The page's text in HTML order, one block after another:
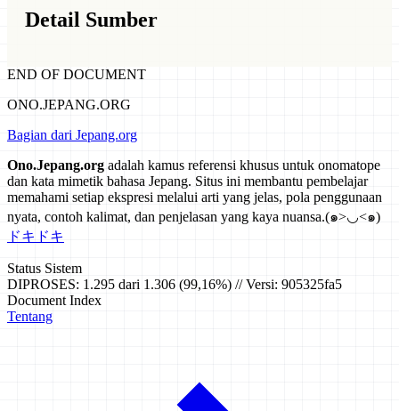
Detail Sumber
END OF DOCUMENT
ONO.JEPANG.ORG
Bagian dari Jepang.org
Ono.Jepang.org adalah kamus referensi khusus untuk onomatope
dan kata mimetik bahasa Jepang. Situs ini membantu pembelajar
memahami setiap ekspresi melalui arti yang jelas, pola penggunaan
nyata, contoh kalimat, dan penjelasan yang kaya nuansa.(๑>◡<๑)
ドキドキ
Status Sistem
DIPROSES: 1.295 dari 1.306 (99,16%) // Versi: 905325fa5
Document Index
Tentang